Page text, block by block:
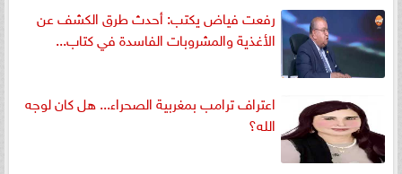
رفعت فياض يكتب: أحدث طرق الكشف عن
الأغذية والمشروبات الفاسدة في كتاب...
اعتراف ترامب بمغربية الصحراء... هل كان لوجه
الله؟